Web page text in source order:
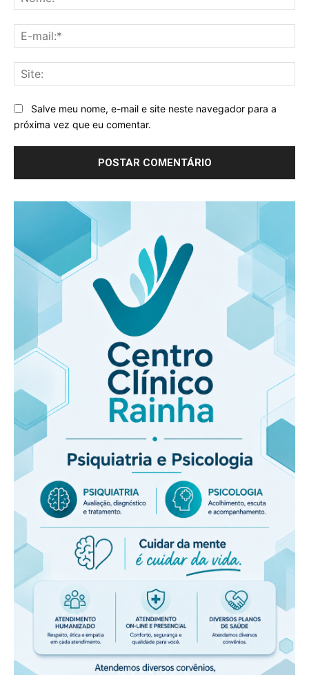
Salve meu nome, e-mail e site neste navegador para a
próxima vez que eu comentar.